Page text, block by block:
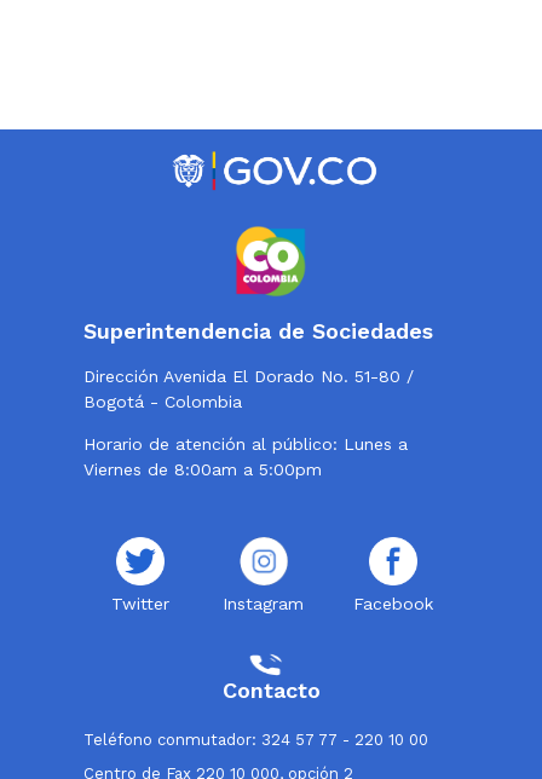
Superintendencia de Sociedades
Dirección Avenida El Dorado No. 51-80 /
Bogotá - Colombia
Horario de atención al público: Lunes a
Viernes de 8:00am a 5:00pm
Twitter Instagram Facebook
Contacto
Teléfono conmutador: 324 57 77 - 220 10 00
Centro de Fax 220 10 000, opción 2